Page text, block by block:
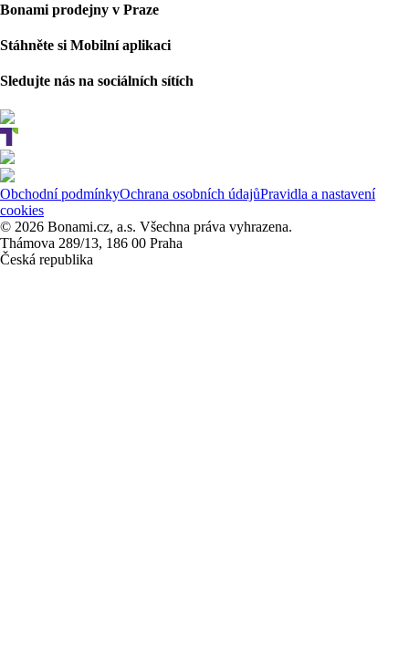
Bonami prodejny v Praze
Stáhněte si Mobilní aplikaci
Sledujte nás na sociálních sítích
Obchodní podmínkyOchrana osobních údajůPravidla a nastavení
cookies
© 2026 Bonami.cz, a.s. Všechna práva vyhrazena.
Thámova 289/13, 186 00 Praha
Česká republika